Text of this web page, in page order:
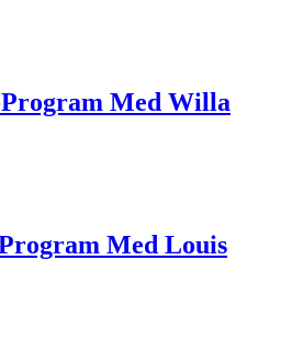
Med Willa
Med Louis